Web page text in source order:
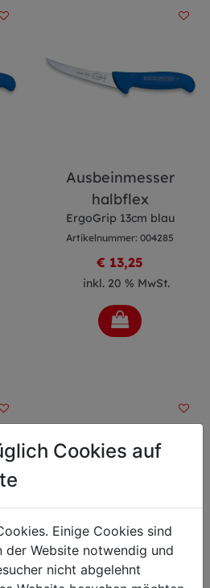
Ausbeinmesser
halbflex
ErgoGrip 13cm blau
Artikelnummer: 004285
€ 13,25
inkl. 20 % MwSt.
Ausbeinmesser semi
Cookies auf
Einige Cookies sind
der Website notwendig und
nicht abgelehnt